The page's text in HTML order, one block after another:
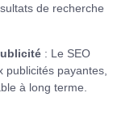
de recherche
: Le SEO
payantes,
à long terme.